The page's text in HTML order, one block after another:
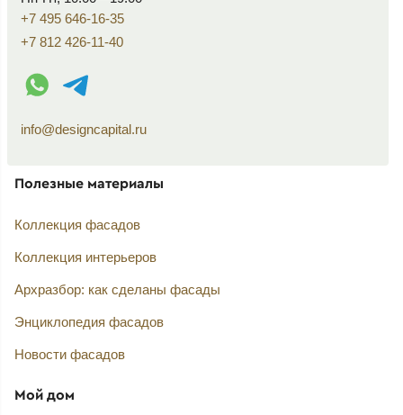
+7 495 646-16-35
+7 812 426-11-40
WhatsApp контакт
Telegram контакт
info@designcapital.ru
Полезные материалы
Коллекция фасадов
Коллекция интерьеров
Архразбор: как сделаны фасады
Энциклопедия фасадов
Новости фасадов
Мой дом